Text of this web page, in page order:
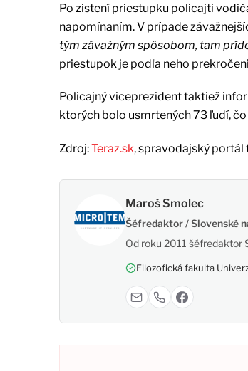
Po zistení priestupku policajti
napomínaním. V prípade
tým závažným spôsobom, tam
priestupok je podľa neho
Policajný viceprezident taktiež
ktorých bolo usmrtených 73 ľudí,
Zdroj:Teraz.sk, spravodajský
Maroš Smolec
Šéfredaktor / Slovenské
Od roku 2011 šéfredaktor
Filozofická fakulta